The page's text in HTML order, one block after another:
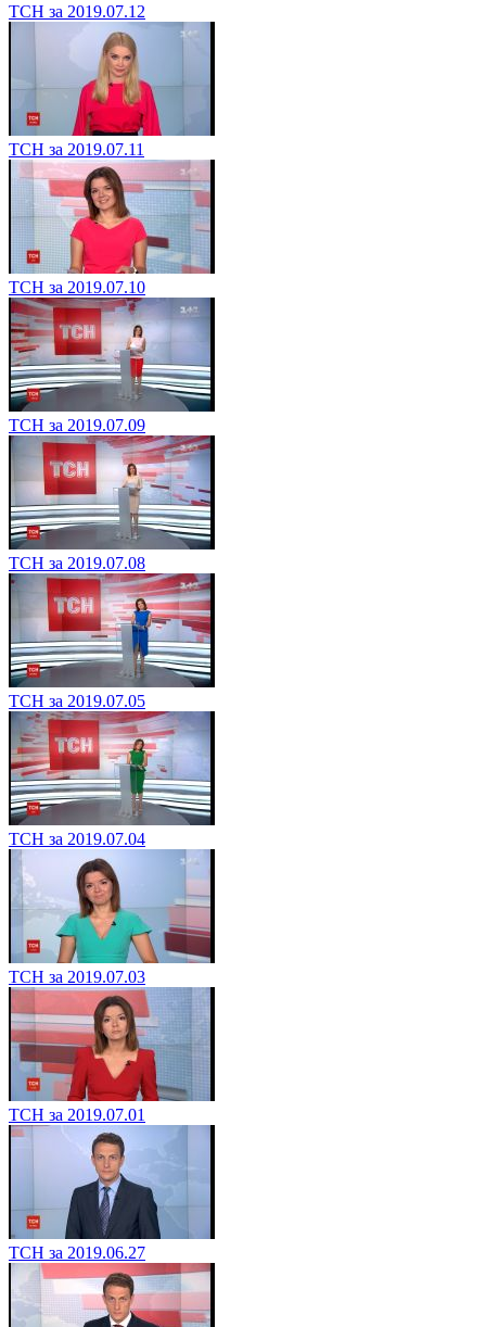
ТСН за 2019.07.12
ТСН за 2019.07.11
ТСН за 2019.07.10
ТСН за 2019.07.09
ТСН за 2019.07.08
ТСН за 2019.07.05
ТСН за 2019.07.04
ТСН за 2019.07.03
ТСН за 2019.07.01
ТСН за 2019.06.27